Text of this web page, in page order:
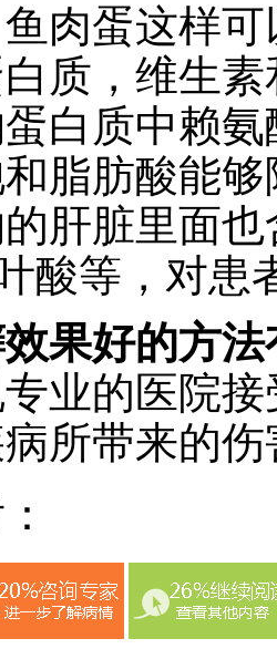
肉蛋这样
质，维生
白质中赖
脂肪酸能
肝脏里面
酸等，对患
果好的方法
业的医院
所带来的